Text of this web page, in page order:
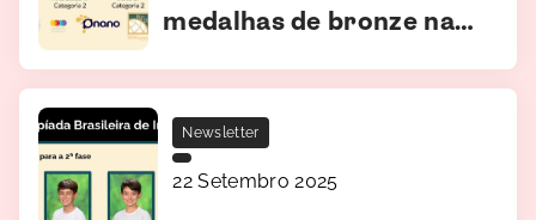
medalhas de bronze na
Nacional de
Nanotecnologia
(ONANO)
Newsletter
22 Setembro 2025